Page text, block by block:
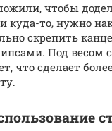
чтобы
куда-то, нужно
скрепить
Под весом
что сделает